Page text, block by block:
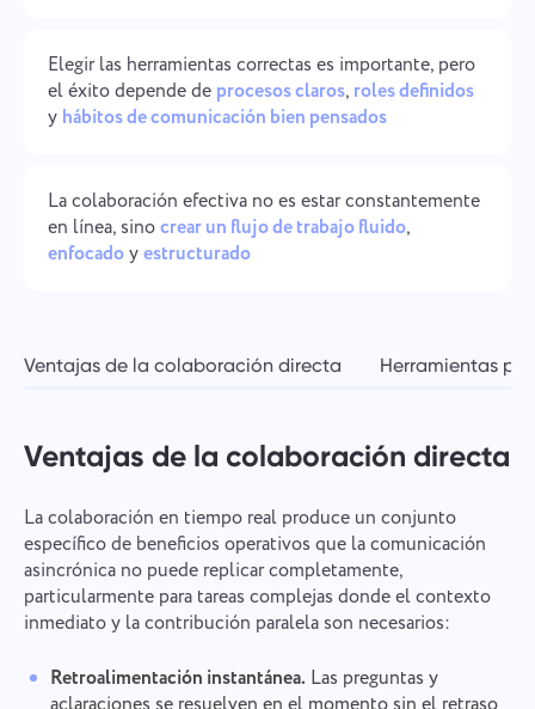
Elegir las herramientas correctas es importante, pero
el éxito depende de procesos claros, roles definidos
y hábitos de comunicación bien pensados
La colaboración efectiva no es estar constantemente
en línea, sinocrear un flujo de trabajo fluido,
enfocadoyestructurado
Ventajas de la colaboración directa Herramientas
Ventajas de la colaboración directa
La colaboración en tiempo real produce un conjunto
específico de beneficios operativos que la comunicación
asincrónica no puede replicar completamente,
particularmente para tareas complejas donde el contexto
inmediato y la contribución paralela son necesarios:
Retroalimentación instantánea. Las preguntas y